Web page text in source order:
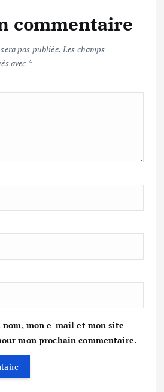
commentaire
pas publiée. Les champs
avec *
nom, mon e-mail et mon site
mon prochain commentaire.